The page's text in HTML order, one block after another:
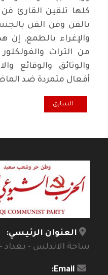
كلها تلقين القارئ
بالفن وفن الفن
والإغراء بالطمع,
من التراث والفولكلور
والوثائق والوقائع
أفعال متمردة ضد
المقال السابق: الشاعر
السابق
العنوان الرئيسي:
ساحة الاندلس - بغداد
Email: